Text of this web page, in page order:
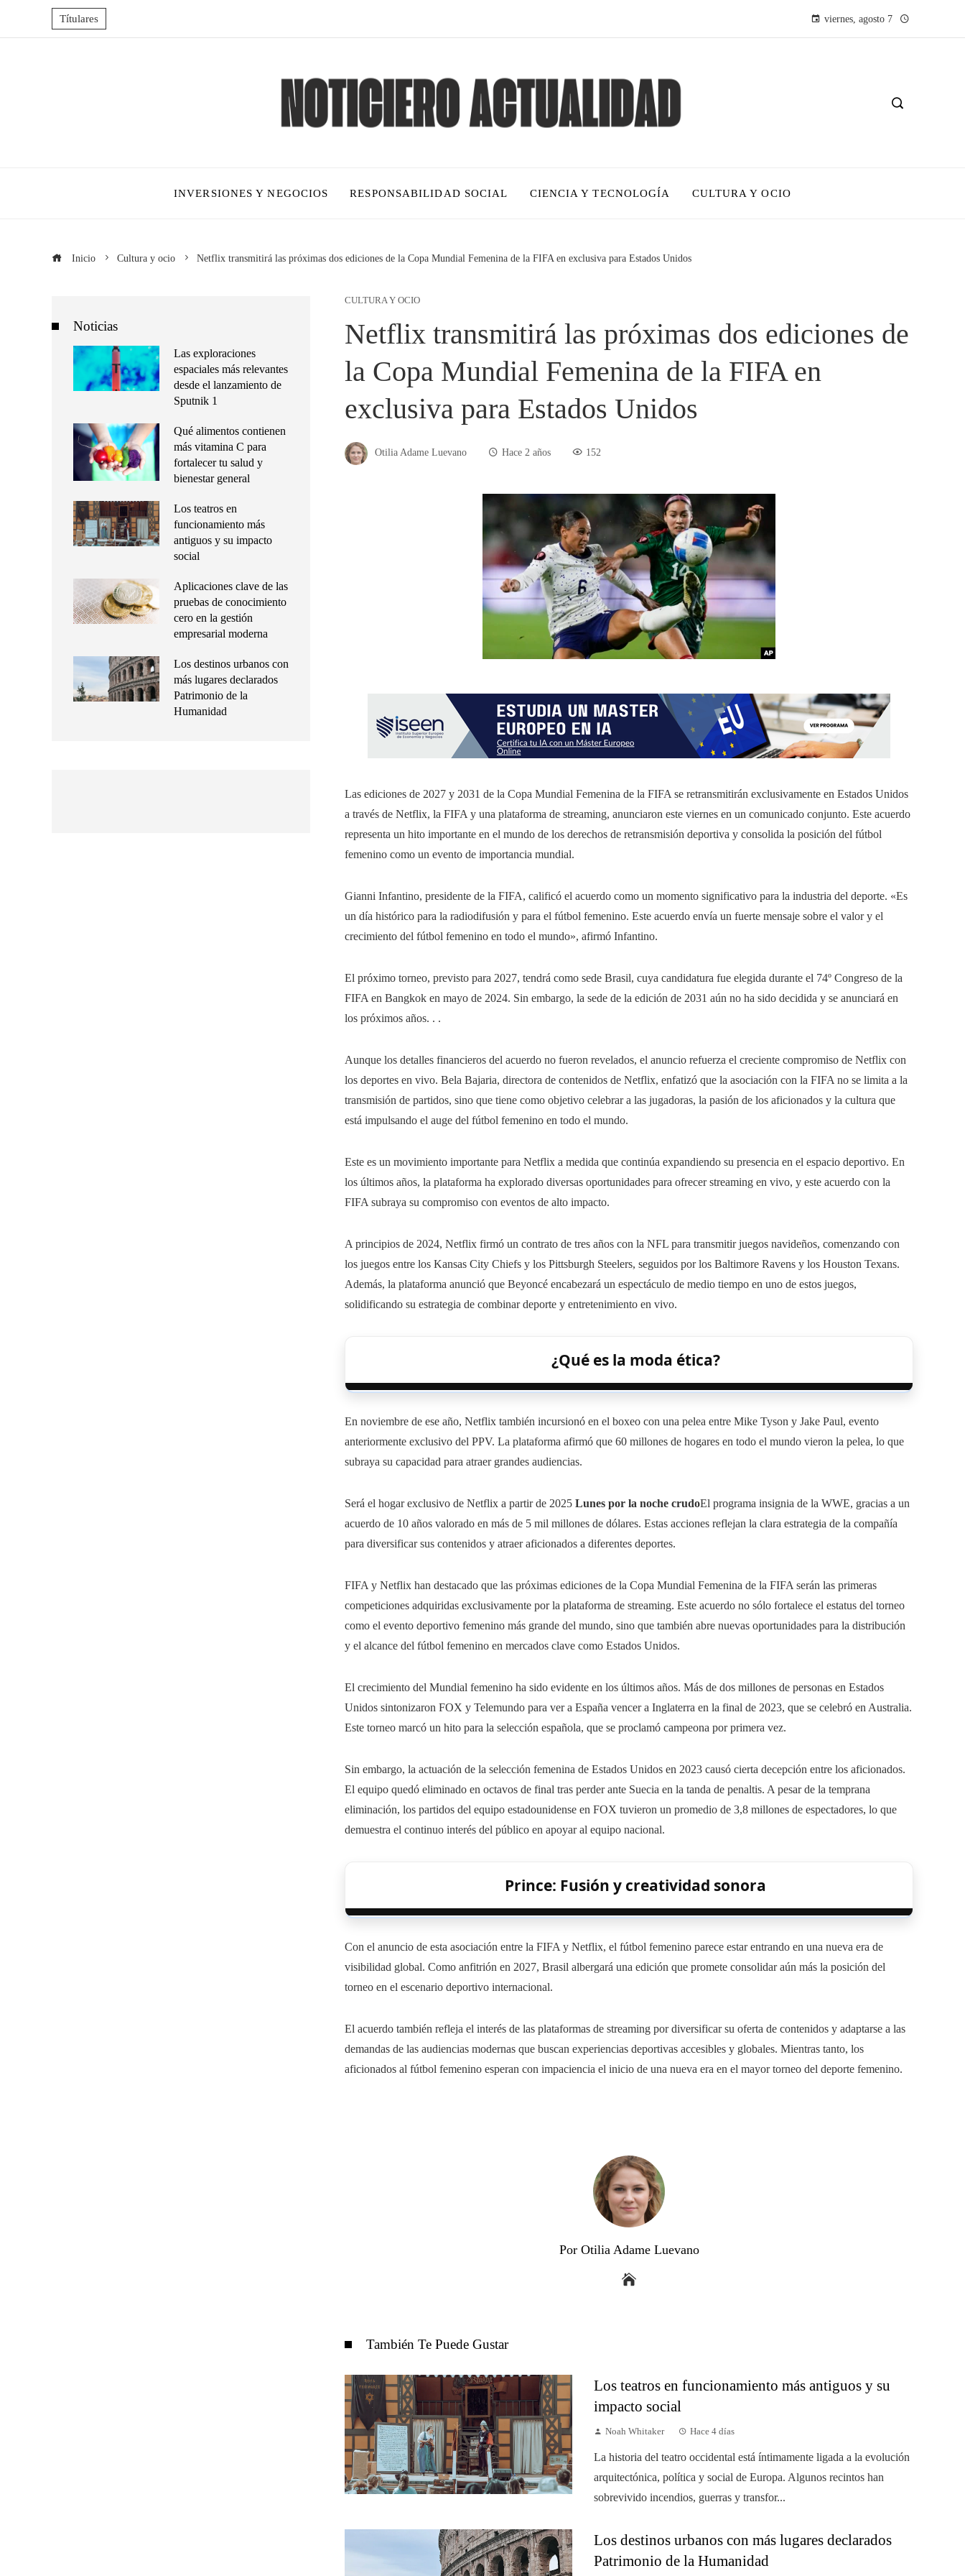
Títulares viernes, agosto 7
INVERSIONES Y NEGOCIOS RESPONSABILIDAD SOCIAL CIENCIA Y TECNOLOGÍA CULTURA Y OCIO
Inicio Cultura y ocio Netflix transmitirá las próximas dos ediciones de la Copa Mundial Femenina de la FIFA en exclusiva para Estados Unidos
CULTURA Y OCIO
Netflix transmitirá las próximas dos ediciones de
la Copa Mundial Femenina de la FIFA en
exclusiva para Estados Unidos
Otilia Adame Luevano Hace 2 años 152
Las ediciones de 2027 y 2031 de la Copa Mundial Femenina de la FIFA se retransmitirán exclusivamente en Estados Unidos
a través de Netflix, la FIFA y una plataforma de streaming, anunciaron este viernes en un comunicado conjunto. Este acuerdo
representa un hito importante en el mundo de los derechos de retransmisión deportiva y consolida la posición del fútbol
femenino como un evento de importancia mundial.
Gianni Infantino, presidente de la FIFA, calificó el acuerdo como un momento significativo para la industria del deporte. «Es
un día histórico para la radiodifusión y para el fútbol femenino. Este acuerdo envía un fuerte mensaje sobre el valor y el
crecimiento del fútbol femenino en todo el mundo», afirmó Infantino.
El próximo torneo, previsto para 2027, tendrá como sede Brasil, cuya candidatura fue elegida durante el 74º Congreso de la
FIFA en Bangkok en mayo de 2024. Sin embargo, la sede de la edición de 2031 aún no ha sido decidida y se anunciará en
los próximos años. . .
Aunque los detalles financieros del acuerdo no fueron revelados, el anuncio refuerza el creciente compromiso de Netflix con
los deportes en vivo. Bela Bajaria, directora de contenidos de Netflix, enfatizó que la asociación con la FIFA no se limita a la
transmisión de partidos, sino que tiene como objetivo celebrar a las jugadoras, la pasión de los aficionados y la cultura que
está impulsando el auge del fútbol femenino en todo el mundo.
Este es un movimiento importante para Netflix a medida que continúa expandiendo su presencia en el espacio deportivo. En
los últimos años, la plataforma ha explorado diversas oportunidades para ofrecer streaming en vivo, y este acuerdo con la
FIFA subraya su compromiso con eventos de alto impacto.
A principios de 2024, Netflix firmó un contrato de tres años con la NFL para transmitir juegos navideños, comenzando con
los juegos entre los Kansas City Chiefs y los Pittsburgh Steelers, seguidos por los Baltimore Ravens y los Houston Texans.
Además, la plataforma anunció que Beyoncé encabezará un espectáculo de medio tiempo en uno de estos juegos,
solidificando su estrategia de combinar deporte y entretenimiento en vivo.
¿Qué es la moda ética?
En noviembre de ese año, Netflix también incursionó en el boxeo con una pelea entre Mike Tyson y Jake Paul, evento
anteriormente exclusivo del PPV. La plataforma afirmó que 60 millones de hogares en todo el mundo vieron la pelea, lo que
subraya su capacidad para atraer grandes audiencias.
Será el hogar exclusivo de Netflix a partir de 2025 Lunes por la noche crudoEl programa insignia de la WWE, gracias a un
acuerdo de 10 años valorado en más de 5 mil millones de dólares. Estas acciones reflejan la clara estrategia de la compañía
para diversificar sus contenidos y atraer aficionados a diferentes deportes.
FIFA y Netflix han destacado que las próximas ediciones de la Copa Mundial Femenina de la FIFA serán las primeras
competiciones adquiridas exclusivamente por la plataforma de streaming. Este acuerdo no sólo fortalece el estatus del torneo
como el evento deportivo femenino más grande del mundo, sino que también abre nuevas oportunidades para la distribución
y el alcance del fútbol femenino en mercados clave como Estados Unidos.
El crecimiento del Mundial femenino ha sido evidente en los últimos años. Más de dos millones de personas en Estados
Unidos sintonizaron FOX y Telemundo para ver a España vencer a Inglaterra en la final de 2023, que se celebró en Australia.
Este torneo marcó un hito para la selección española, que se proclamó campeona por primera vez.
Sin embargo, la actuación de la selección femenina de Estados Unidos en 2023 causó cierta decepción entre los aficionados.
El equipo quedó eliminado en octavos de final tras perder ante Suecia en la tanda de penaltis. A pesar de la temprana
eliminación, los partidos del equipo estadounidense en FOX tuvieron un promedio de 3,8 millones de espectadores, lo que
demuestra el continuo interés del público en apoyar al equipo nacional.
Prince: Fusión y creatividad sonora
Con el anuncio de esta asociación entre la FIFA y Netflix, el fútbol femenino parece estar entrando en una nueva era de
visibilidad global. Como anfitrión en 2027, Brasil albergará una edición que promete consolidar aún más la posición del
torneo en el escenario deportivo internacional.
El acuerdo también refleja el interés de las plataformas de streaming por diversificar su oferta de contenidos y adaptarse a las
demandas de las audiencias modernas que buscan experiencias deportivas accesibles y globales. Mientras tanto, los
aficionados al fútbol femenino esperan con impaciencia el inicio de una nueva era en el mayor torneo del deporte femenino.
Por Otilia Adame Luevano
También Te Puede Gustar
Los teatros en funcionamiento más antiguos y su
impacto social
Noah Whitaker Hace 4 días
La historia del teatro occidental está íntimamente ligada a la evolución
arquitectónica, política y social de Europa. Algunos recintos han
sobrevivido incendios, guerras y transfor...
Los destinos urbanos con más lugares declarados
Patrimonio de la Humanidad
Noticias
Las exploraciones
espaciales más relevantes
desde el lanzamiento de
Sputnik 1
Qué alimentos contienen
más vitamina C para
fortalecer tu salud y
bienestar general
Los teatros en
funcionamiento más
antiguos y su impacto
social
Aplicaciones clave de las
pruebas de conocimiento
cero en la gestión
empresarial moderna
Los destinos urbanos con
más lugares declarados
Patrimonio de la
Humanidad